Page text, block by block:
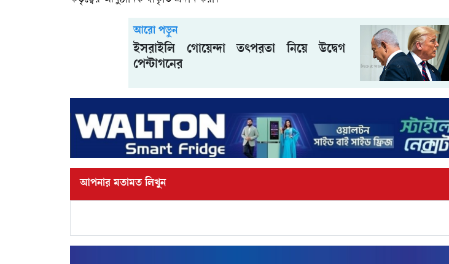
আরো পড়ুন
ইসরাইলি গোয়েন্দা তৎপরতা নিয়ে উদ্বেগ
পেন্টাগনের
আপনার মতামত লিখুন